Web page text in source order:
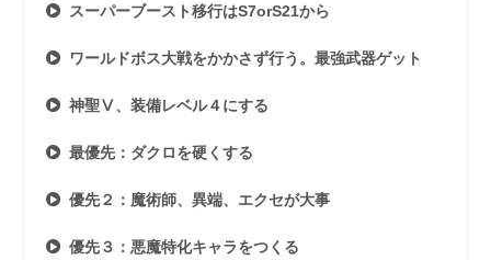
スーパーブースト移行はS7orS21から
ワールドボス大戦をかかさず行う。最強武器ゲット
神聖Ⅴ、装備レベル４にする
最優先：ダクロを硬くする
優先２：魔術師、異端、エクセが大事
優先３：悪魔特化キャラをつくる